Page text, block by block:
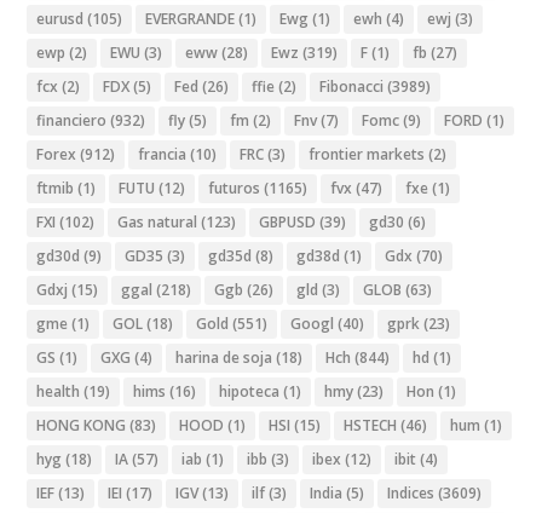
eurusd (105) EVERGRANDE(1) Ewg (1) ewh (4) ewj (3)
ewp (2) EWU (3) eww(28) Ewz (319) F(1) fb (27)
fcx (2) FDX(5) Fed (26) ffie (2) Fibonacci (3989)
financiero (932) fly(5) fm (2) Fnv(7) Fomc(9) FORD (1)
Forex (912) francia (10) FRC(3) frontier markets (2)
ftmib (1) FUTU (12) futuros (1165) fvx (47) fxe (1)
FXI (102) Gas natural (123) GBPUSD (39) gd30 (6)
gd30d (9) GD35 (3) gd35d (8) gd38d (1) Gdx (70)
Gdxj (15) ggal (218) Ggb (26) gld (3) GLOB (63)
gme (1) GOL(18) Gold (551) Googl (40) gprk(23)
GS (1) GXG (4) harina de soja (18) Hch (844) hd (1)
health (19) hims (16) hipoteca (1) hmy(23) Hon (1)
HONG KONG (83) HOOD (1) HSI (15) HSTECH (46) hum (1)
hyg (18) IA(57) iab (1) ibb (3) ibex (12) ibit (4)
IEF(13) IEI (17) IGV(13) ilf(3) India (5) Indices (3609)